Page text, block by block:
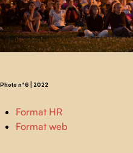
Photo n°6 | 2022
Format HR
Format web